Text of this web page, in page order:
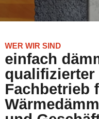
WER WIR SIND
einfach
qualifizierter
Fachbetrieb